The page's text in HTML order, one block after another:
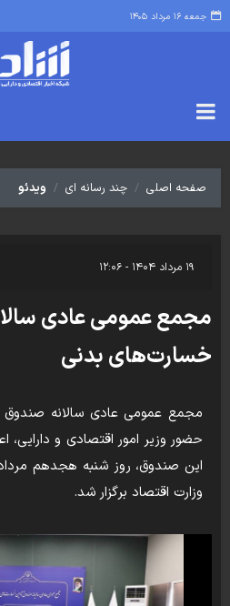
جمعه ۱۶ مرداد ۱۴۰۵
صفحه اصلی چند رسانه ای ویدئو
۱۹ مرداد ۱۴۰۴ - ۱۲:۰۶
مجمع عمومی عادی
خسارت‌های بدنی
مجمع عمومی عادی سالانه صندوق
حضور وزیر امور اقتصادی و
این صندوق، روز شنبه هجدهم
وزارت اقتصاد برگزار شد.